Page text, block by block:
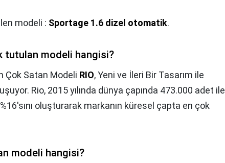
modeli : Sportage 1.6 dizel otomatik.
tutulan modeli hangisi?
Çok Satan Modeli RIO, Yeni ve İleri Bir Tasarım ile
Rio, 2015 yılında dünya çapında 473.000 adet ile
%16'sını oluşturarak markanın küresel çapta en çok
modeli hangisi?